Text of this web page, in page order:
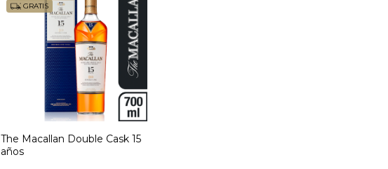
GRATIS
The Macallan Double Cask 15
años